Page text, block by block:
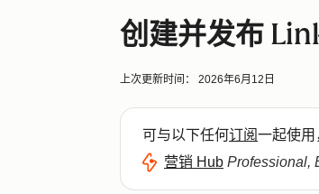
创建并发布
上次更新时间： 2026年6月12日
可与以下任何订阅一起使用
营销 Hub Professional,